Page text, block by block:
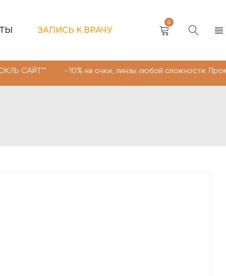
ЗАПИСЬ К ВРАЧУ
0
на очки, линзы любой сложности.